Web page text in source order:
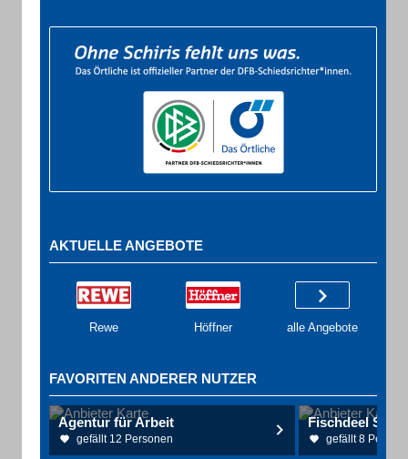
AKTUELLE ANGEBOTE
Rewe Höffner alle Angebote
FAVORITEN ANDERER NUTZER
Agentur für Arbeit
gefällt 12 Personen
Fischdeel
gefällt 8